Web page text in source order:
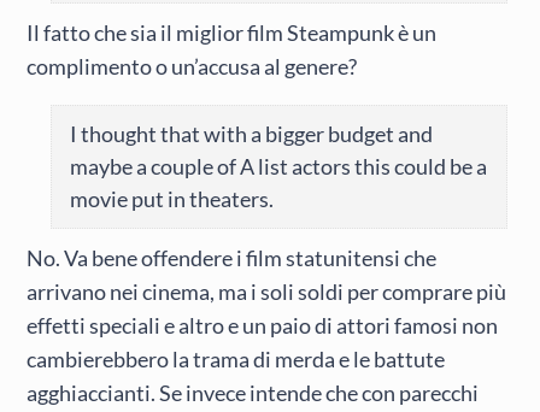
Il fatto che sia il miglior film Steampunk è un
complimento o un’accusa al genere?
I thought that with a bigger budget and
maybe a couple of A list actors this could be a
movie put in theaters.
No. Va bene offendere i film statunitensi che
arrivano nei cinema, ma i soli soldi per comprare più
effetti speciali e altro e un paio di attori famosi non
cambierebbero la trama di merda e le battute
agghiaccianti. Se invece intende che con parecchi